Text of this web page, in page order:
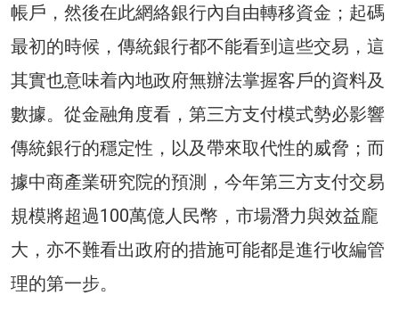
帳戶，然後在此網絡銀行內自由轉移資金；起碼
最初的時候，傳統銀行都不能看到這些交易，這
其實也意味着內地政府無辦法掌握客戶的資料及
數據。從金融角度看，第三方支付模式勢必影響
傳統銀行的穩定性，以及帶來取代性的威脅；而
據中商產業研究院的預測，今年第三方支付交易
規模將超過100萬億人民幣，市場潛力與效益龐
大，亦不難看出政府的措施可能都是進行收編管
理的第一步。